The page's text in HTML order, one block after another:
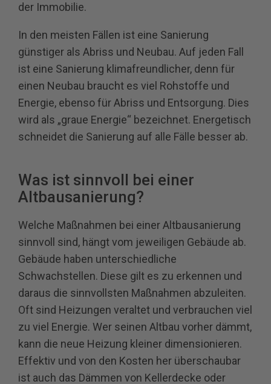
der Immobilie.
In den meisten Fällen ist eine Sanierung
günstiger als Abriss und Neubau. Auf jeden Fall
ist eine Sanierung klimafreundlicher, denn für
einen Neubau braucht es viel Rohstoffe und
Energie, ebenso für Abriss und Entsorgung. Dies
wird als „graue Energie“ bezeichnet. Energetisch
schneidet die Sanierung auf alle Fälle besser ab.
Was ist sinnvoll bei einer
Altbausanierung?
Welche Maßnahmen bei einer Altbausanierung
sinnvoll sind, hängt vom jeweiligen Gebäude ab.
Gebäude haben unterschiedliche
Schwachstellen. Diese gilt es zu erkennen und
daraus die sinnvollsten Maßnahmen abzuleiten.
Oft sind Heizungen veraltet und verbrauchen viel
zu viel Energie. Wer seinen Altbau vorher dämmt,
kann die neue Heizung kleiner dimensionieren.
Effektiv und von den Kosten her überschaubar
ist auch das Dämmen von Kellerdecke oder